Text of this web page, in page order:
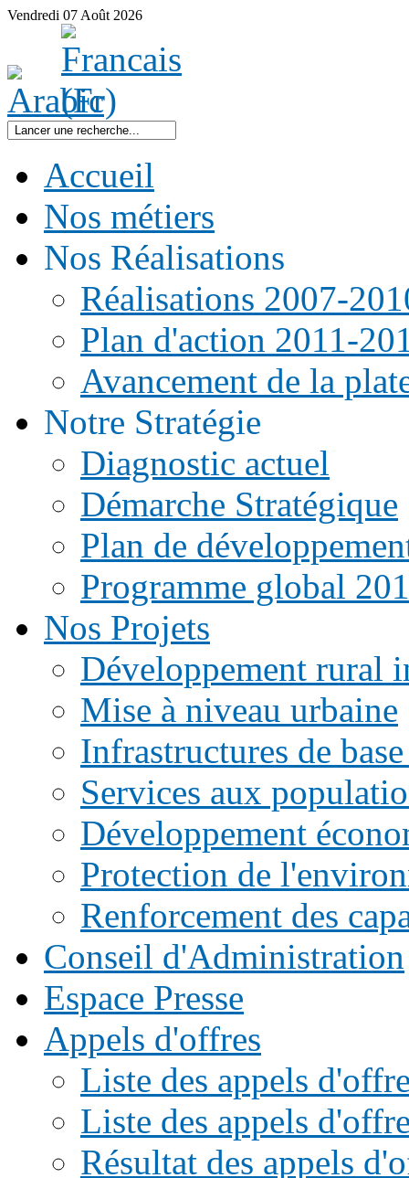
Vendredi 07 Août 2026
Accueil
Nos métiers
Nos Réalisations
Réalisations 2007-
Plan d'action 2011-
Avancement de la
Notre Stratégie
Diagnostic actuel
Démarche Stratégique
Plan de
Programme global
Nos Projets
Développement rural
Mise à niveau urbaine
Infrastructures de
Services aux
Développement
Protection de
Renforcement des
Conseil d'Administration
Espace Presse
Appels d'offres
Liste des appels
Liste des appels
Résultat des appels